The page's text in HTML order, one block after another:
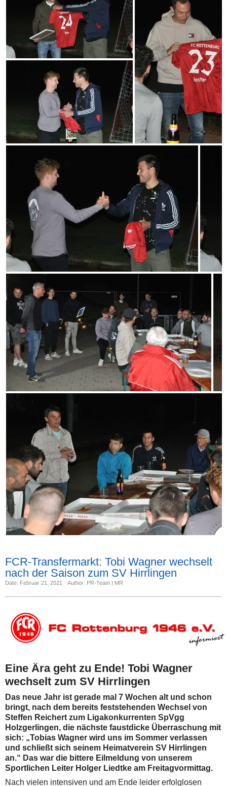
FCR-Transfermarkt: Tobi Wagner wechselt
nach der Saison zum SV Hirrlingen
Date: Februar 21, 2021 Author: PR-Team | MR
Eine Ära geht zu Ende! Tobi Wagner
wechselt zum SV Hirrlingen
Das neue Jahr ist gerade mal 7 Wochen alt und schon
bringt, nach dem bereits feststehenden Wechsel von
Steffen Reichert zum Ligakonkurrenten SpVgg
Holzgerlingen, die nächste faustdicke Überraschung mit
sich: „Tobias Wagner wird uns im Sommer verlassen
und schließt sich seinem Heimatverein SV Hirrlingen
an.“ Das war die bittere Eilmeldung von unserem
Sportlichen Leiter Holger Liedtke am Freitagvormittag.
Nach vielen intensiven und am Ende leider erfolglosen